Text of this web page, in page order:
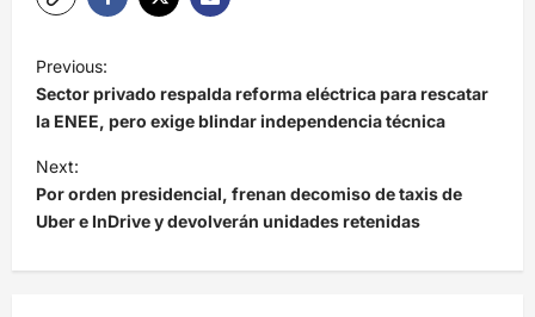
a
v
e
g
a
c
Previous:
Sector privado respalda reforma eléctrica para rescatar
la ENEE, pero exige blindar independencia técnica
Next:
Por orden presidencial, frenan decomiso de taxis de
Uber e InDrive y devolverán unidades retenidas